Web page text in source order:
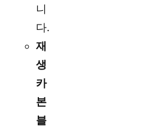
니
다.
재
생
카
본
블